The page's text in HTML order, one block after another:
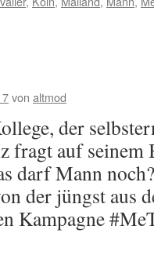
von altmod
der
fragt auf
darf Mann
der jüngst aus
Kampagne